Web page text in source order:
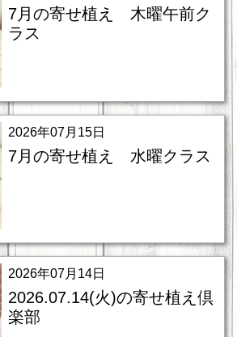
7月の寄せ植え 木曜午前ク
ラス
2026年07月15日
7月の寄せ植え 水曜クラス
2026年07月14日
2026.07.14(火)の寄せ植え倶
楽部